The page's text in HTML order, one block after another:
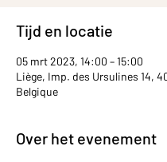
Tijd en locatie
05 mrt 2023, 14:00 – 15:00
Liège, Imp. des Ursulines 14,
Belgique
Over het evenement